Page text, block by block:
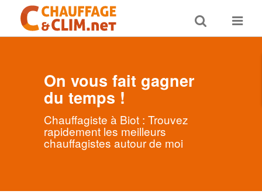
Toggle
search
Toggle
On vous fait gagner
du temps !
Chauffagiste à Biot : Trouvez
rapidement les meilleurs
chauffagistes autour de moi